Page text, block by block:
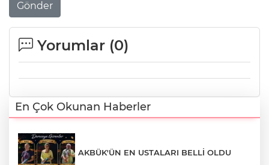
Gönder
Yorumlar (0)
En Çok Okunan Haberler
AKBÜK'ÜN EN USTALARI BELLİ OLDU